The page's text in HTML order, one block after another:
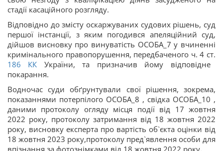
стадії касаційного розгляду.
Відповідно до змісту оскаржуваних судових рішень, суд
першої інстанції, з яким погодився апеляційний суд,
дійшов висновку про винуватість ОСОБА_7 у вчиненні
кримінального правопорушення, передбаченого ч. 4 ст.
186 КК України, та призначив йому відповідне
покарання.
Водночас суди обґрунтували свої рішення, зокрема,
показаннями потерпілого ОСОБА_8 , свідка ОСОБА_10 ,
даними протоколу огляду місця події від 17 жовтня
2022 року, протоколу затримання від 18 жовтня 2022
року, висновку експерта про вартість об`єкта оцінки від
18 жовтня 2023 року,протоколу пред`явлення особи для